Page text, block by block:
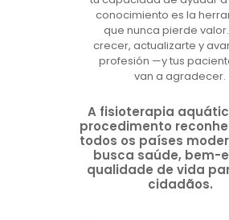
conocimiento es la
que nunca pierde
crecer, actualizarte y
profesión —y tus
van a agradecer.
A fisioterapia
procedimento
todos os países
busca saúde, bem-
qualidade de vida
cidadãos.